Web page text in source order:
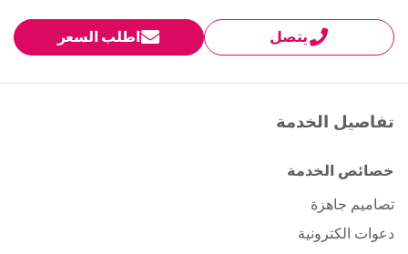
يتصل اطلب السعر
تفاصيل الخدمة
خصائص الخدمة
تصاميم جاهزة
دعوات الكترونية